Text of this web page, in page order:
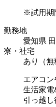
※試用期
勤務地
愛知県
寮・社宅
あり（無
エアコ
生活家電
引っ越し